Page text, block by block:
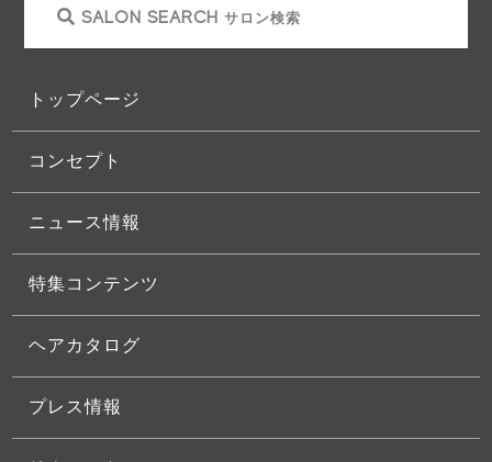
SALON SEARCHサロン検索
トップページ
コンセプト
ニュース情報
特集コンテンツ
ヘアカタログ
プレス情報